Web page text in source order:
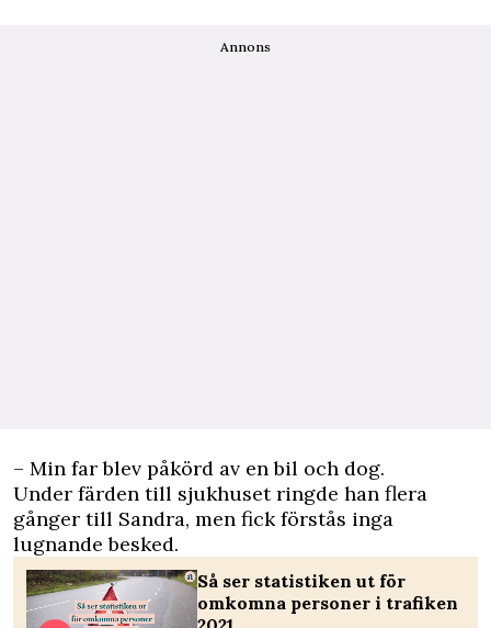
Annons
– Min far blev påkörd av en bil och dog.
Under färden till sjukhuset ringde han flera
gånger till Sandra, men fick förstås inga
lugnande besked.
Så ser statistiken ut för
omkomna personer i trafiken